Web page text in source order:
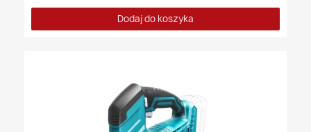
Dodaj do koszyka